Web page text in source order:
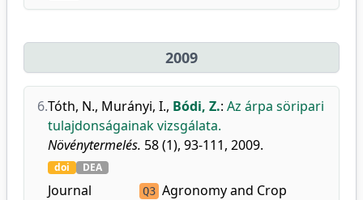
2009
6.Tóth, N., Murányi, I., Bódi, Z.: Az árpa söripari
tulajdonságainak vizsgálata.
Növénytermelés. 58 (1), 93-111, 2009.
doi DEA
Journal
Q3 Agronomy and Crop